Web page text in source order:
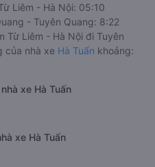
Liêm - Hà Nội: 05:10
- Tuyên Quang: 8:22
Từ Liêm - Hà Nội đi Tuyên
của nhà xe Hà Tuấn khoảng:
xe Hà Tuấn
xe Hà Tuấn